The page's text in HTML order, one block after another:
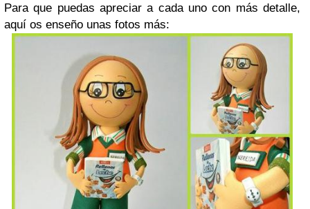
Para que puedas apreciar a cada uno con más detalle,
aquí os enseño unas fotos más: